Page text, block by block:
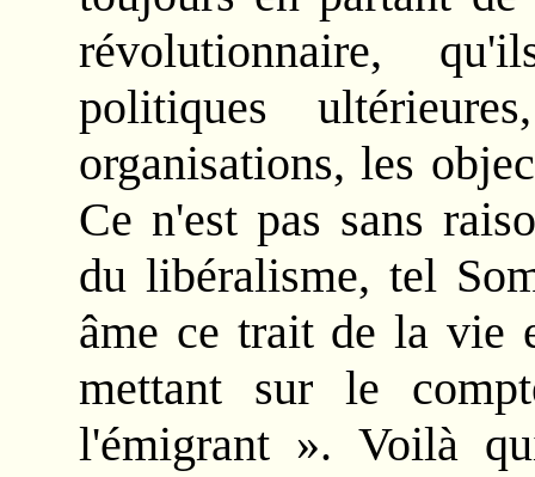
révolutionnaire,
politiques
organisations, les
Ce n'est pas sans
du libéralisme, tel
âme ce trait de la vie
mettant sur le
l'émigrant ». Voilà